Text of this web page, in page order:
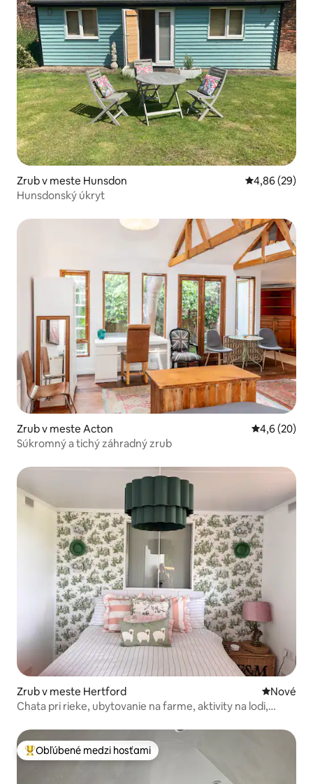
Zrub v meste Hunsdon Priemerné
4,86 (29)
Hunsdonský úkryt
Zrub v meste Acton Priemerné
4,6 (20)
Súkromný a tichý záhradný zrub
Zrub v meste Hertford Nové
Nové
Chata pri rieke, ubytovanie na farme, aktivity na lodi,
Najobľúbenejšie medzi hosťami
Obľúbené medzi hosťami